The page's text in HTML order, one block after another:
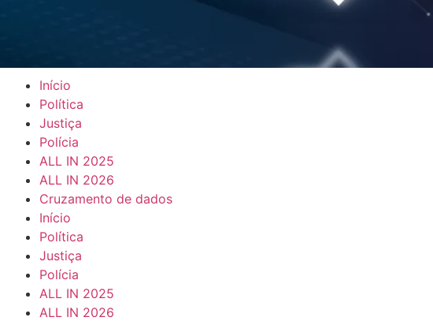
Início
Política
Justiça
Polícia
ALL IN 2025
ALL IN 2026
Cruzamento de dados
Início
Política
Justiça
Polícia
ALL IN 2025
ALL IN 2026